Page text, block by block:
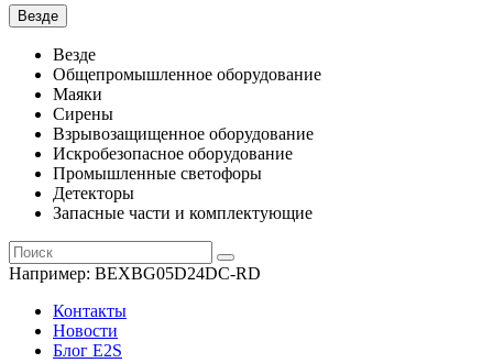
Везде
Везде
Общепромышленное оборудование
Маяки
Сирены
Взрывозащищенное оборудование
Искробезопасное оборудование
Промышленные светофоры
Детекторы
Запасные части и комплектующие
Например: BEXBG05D24DC-RD
Контакты
Новости
Блог E2S